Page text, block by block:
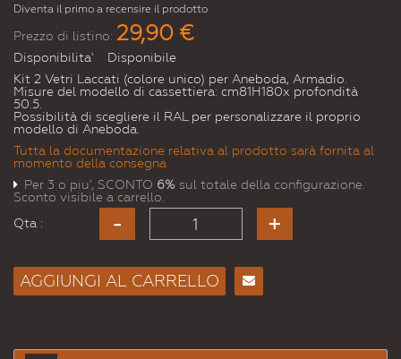
Diventa il primo a recensire il prodotto
Prezzo di listino: 29,90 €
Disponibilita'
Disponibile
Kit 2 Vetri Laccati (colore unico) per Aneboda, Armadio.
Misure del modello di cassettiera: cm81H180x profondità
50.5.
Possibilità di scegliere il RAL per personalizzare il proprio
modello di Aneboda.
Tutta la documentazione relativa al prodotto sarà fornita al
momento della consegna
Per 3 o piu', SCONTO 6% sul totale della configurazione.
Sconto visibile a carrello.
Qta :
AGGIUNGI AL CARRELLO